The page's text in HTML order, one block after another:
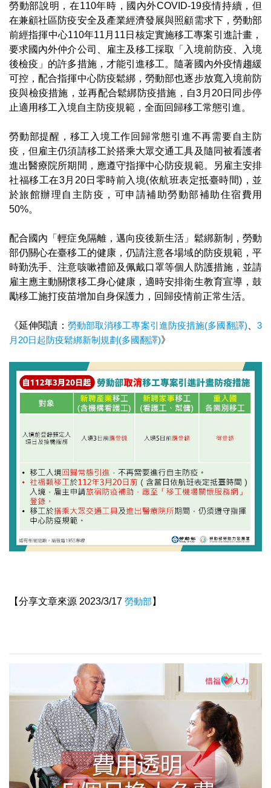
勞動部說明，在110年時，國內外COVID-19疫情持續，但
在兼顧社區防疫安全及產業經濟發展與照顧需求下，勞動部
前經指揮中心110年11月11日核定實施移工專案引進計畫，
要求國內外仲介公司、雇主及移工採取「入境前防疫、入境
後檢疫」的許多措施，才能引進移工。隨著國內外疫情趨緩
可控，配合指揮中心防疫鬆綁，勞動部也逐步放寬入境前防
疫與檢疫措施，並再配合鬆綁防疫措施，自3月20日同步停
止適用移工入境自主防疫規範，全面回歸移工常態引進。
勞動部提醒，移工入境工作回歸常態引進不再需要自主防
疫，但雇主仍須請移工於搭乘大眾交通工具及隨同被看護者
進出醫療院所期間，應遵守指揮中心防疫規範。另雇主安排
社福移工在3月20日零時前入境(依航班表定抵臺時間)，並
於旅館辦理自主防疫，可申請補助勞動部補助住宿費用
50%。
配合國內「輕症免隔離，邁向疫後新生活」鬆綁新制，勞動
部仍關心在臺移工的健康，仍請注意各場域的防疫規範，平
時勤洗手、注意咳嗽禮節及佩戴口罩等個人防護措施，並請
雇主應主動關懷移工身心健康，適時安排衛生教育宣導，鼓
勵移工施打疫苗增加自身保護力，回歸疫情前正常生活。
《延伸閱讀： 勞動部取消移工專案引進防疫措施(多國翻譯) 、3
月20日起防疫鬆綁新制規劃(多國翻譯)》
【分享文章來源 2023/3/17 勞動部 】